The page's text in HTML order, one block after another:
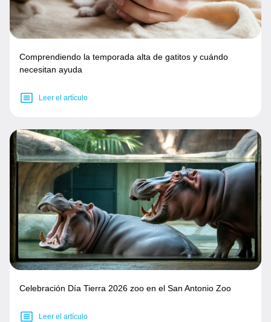
Comprendiendo la temporada alta de gatitos y cuándo
necesitan ayuda
Leer el artículo
Celebración Día Tierra 2026 zoo en el San Antonio Zoo
Leer el artículo